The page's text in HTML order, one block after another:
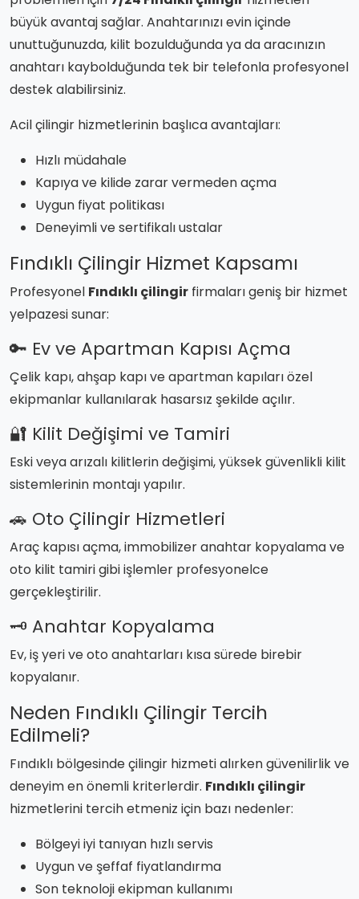
büyük avantaj sağlar. Anahtarınızı evin içinde
unuttuğunuzda, kilit bozulduğunda ya da aracınızın
anahtarı kaybolduğunda tek bir telefonla profesyonel
destek alabilirsiniz.
Acil çilingir hizmetlerinin başlıca avantajları:
Hızlı müdahale
Kapıya ve kilide zarar vermeden açma
Uygun fiyat politikası
Deneyimli ve sertifikalı ustalar
Fındıklı Çilingir Hizmet Kapsamı
Profesyonel Fındıklı çilingir firmaları geniş bir hizmet
yelpazesi sunar:
🔑 Ev ve Apartman Kapısı Açma
Çelik kapı, ahşap kapı ve apartman kapıları özel
ekipmanlar kullanılarak hasarsız şekilde açılır.
🔐 Kilit Değişimi ve Tamiri
Eski veya arızalı kilitlerin değişimi, yüksek güvenlikli kilit
sistemlerinin montajı yapılır.
🚗 Oto Çilingir Hizmetleri
Araç kapısı açma, immobilizer anahtar kopyalama ve
oto kilit tamiri gibi işlemler profesyonelce
gerçekleştirilir.
🗝️ Anahtar Kopyalama
Ev, iş yeri ve oto anahtarları kısa sürede birebir
kopyalanır.
Neden Fındıklı Çilingir Tercih
Edilmeli?
Fındıklı bölgesinde çilingir hizmeti alırken güvenilirlik ve
deneyim en önemli kriterlerdir. Fındıklı çilingir
hizmetlerini tercih etmeniz için bazı nedenler:
Bölgeyi iyi tanıyan hızlı servis
Uygun ve şeffaf fiyatlandırma
Son teknoloji ekipman kullanımı